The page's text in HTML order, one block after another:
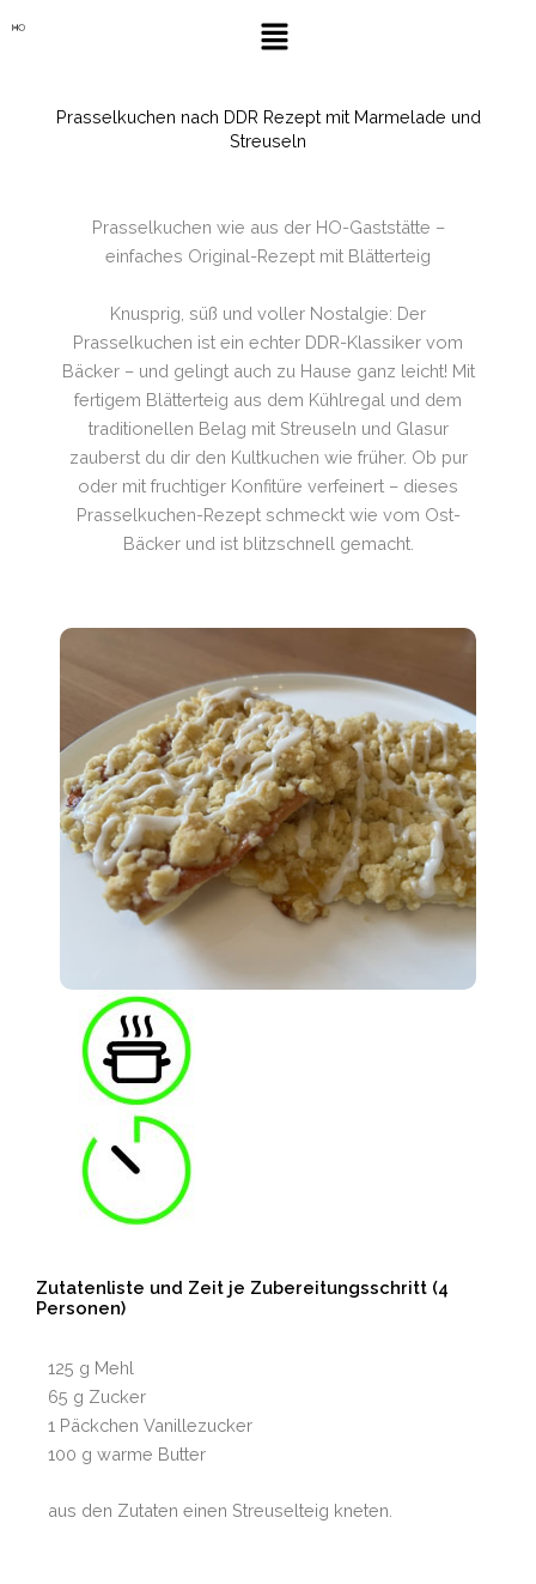
Menü
Prasselkuchen nach DDR Rezept mit Marmelade und
Streuseln
Prasselkuchen wie aus der HO-Gaststätte –
einfaches Original-Rezept mit Blätterteig
Knusprig, süß und voller Nostalgie: Der
Prasselkuchen ist ein echter DDR-Klassiker vom
Bäcker – und gelingt auch zu Hause ganz leicht! Mit
fertigem Blätterteig aus dem Kühlregal und dem
traditionellen Belag mit Streuseln und Glasur
zauberst du dir den Kultkuchen wie früher. Ob pur
oder mit fruchtiger Konfitüre verfeinert – dieses
Prasselkuchen-Rezept schmeckt wie vom Ost-
Bäcker und ist blitzschnell gemacht.
Zutatenliste und Zeit je Zubereitungsschritt (4
Personen)
125 g Mehl
65 g Zucker
1 Päckchen Vanillezucker
100 g warme Butter
aus den Zutaten einen Streuselteig kneten.